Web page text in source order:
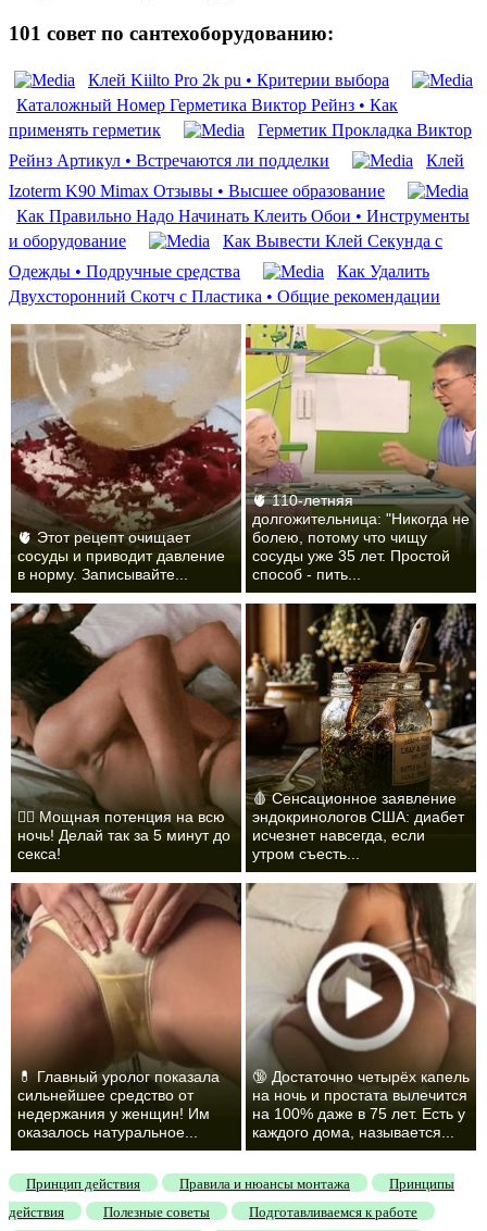
101 совет по сантехоборудованию:
Клей Kiilto Pro 2k pu • Критерии выбора
Каталожный Номер Герметика Виктор Рейнз • Как
применять герметик
Герметик Прокладка Виктор
Рейнз Артикул • Встречаются ли подделки
Клей
Izoterm K90 Mimax Отзывы • Высшее образование
Как Правильно Надо Начинать Клеить Обои • Инструменты
и оборудование
Как Вывести Клей Секунда с
Одежды • Подручные средства
Как Удалить
Двухсторонний Скотч с Пластика • Общие рекомендации
🫀 Этот рецепт очищает
сосуды и приводит давление
в норму. Записывайте...
🫀 110-летняя
долгожительница: "Никогда не
болею, потому что чищу
сосуды уже 35 лет. Простой
способ - пить...
❤️‍🔥 Мощная потенция на всю
ночь! Делай так за 5 минут до
секса!
🩸 Сенсационное заявление
эндокринологов США: диабет
исчезнет навсегда, если
утром съесть...
💊 Главный уролог показала
сильнейшее средство от
недержания у женщин! Им
оказалось натуральное...
🔞 Достаточно четырёх капель
на ночь и простата вылечится
на 100% даже в 75 лет. Есть у
каждого дома, называется...
Принцип действия Правила и нюансы монтажа
Принципы
действия
Полезные советы
Подготавливаемся к работе